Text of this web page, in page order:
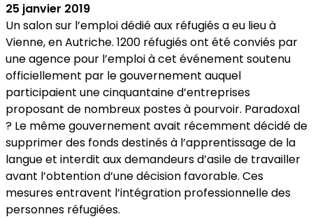
25 janvier 2019
Un salon sur l’emploi dédié aux réfugiés a eu lieu à
Vienne, en Autriche. 1200 réfugiés ont été conviés par
une agence pour l’emploi à cet événement soutenu
officiellement par le gouvernement auquel
participaient une cinquantaine d’entreprises
proposant de nombreux postes à pourvoir. Paradoxal
? Le même gouvernement avait récemment décidé de
supprimer des fonds destinés à l’apprentissage de la
langue et interdit aux demandeurs d’asile de travailler
avant l’obtention d’une décision favorable. Ces
mesures entravent l’intégration professionnelle des
personnes réfugiées.